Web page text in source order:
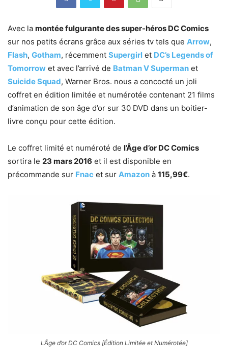
Avec la montée fulgurante des super-héros DC Comics
sur nos petits écrans grâce aux séries tv tels que Arrow,
Flash, Gotham, récemment Supergirl et DC’s Legends of
Tomorrow et avec l’arrivé de Batman V Superman et
Suicide Squad, Warner Bros. nous a concocté un joli
coffret en édition limitée et numérotée contenant 21 films
d’animation de son âge d’or sur 30 DVD dans un boitier-
livre conçu pour cette édition.
Le coffret limité et numéroté de l’Âge d’or DC Comics
sortira le 23 mars 2016 et il est disponible en
précommande sur Fnac et sur Amazon à 115,99€.
L’Âge d’or DC Comics [Édition Limitée et Numérotée]